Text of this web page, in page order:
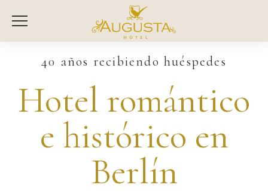
Hotel romántico
e histórico en
Berlín
40 años recibiendo huéspedes